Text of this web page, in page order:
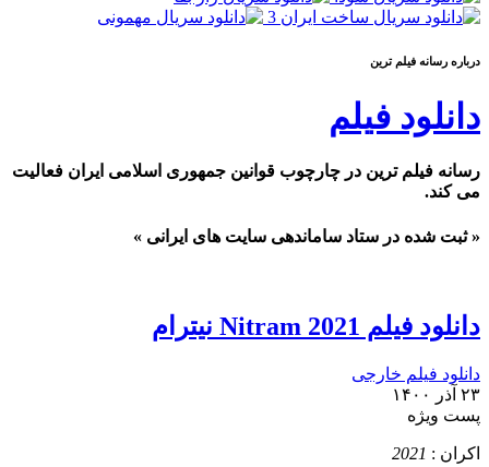
درباره رسانه فيلم ترين
دانلود فیلم
رسانه فیلم ترین در چارچوب قوانین جمهوری اسلامی ایران فعالیت
می کند.
« ثبت شده در ستاد ساماندهی سایت های ایرانی »
دانلود فیلم Nitram 2021 نیترام
دانلود فیلم خارجی
۲۳ آذر ۱۴۰۰
پست ويژه
اکران : 2021